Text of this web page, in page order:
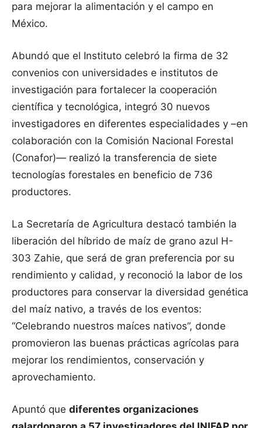
para mejorar la alimentación y el campo en
México.
Abundó que el Instituto celebró la firma de 32
convenios con universidades e institutos de
investigación para fortalecer la cooperación
científica y tecnológica, integró 30 nuevos
investigadores en diferentes especialidades y –en
colaboración con la Comisión Nacional Forestal
(Conafor)— realizó la transferencia de siete
tecnologías forestales en beneficio de 736
productores.
La Secretaría de Agricultura destacó también la
liberación del híbrido de maíz de grano azul H-
303 Zahie, que será de gran preferencia por su
rendimiento y calidad, y reconoció la labor de los
productores para conservar la diversidad genética
del maíz nativo, a través de los eventos:
“Celebrando nuestros maíces nativos”, donde
promovieron las buenas prácticas agrícolas para
mejorar los rendimientos, conservación y
aprovechamiento.
Apuntó que diferentes organizaciones